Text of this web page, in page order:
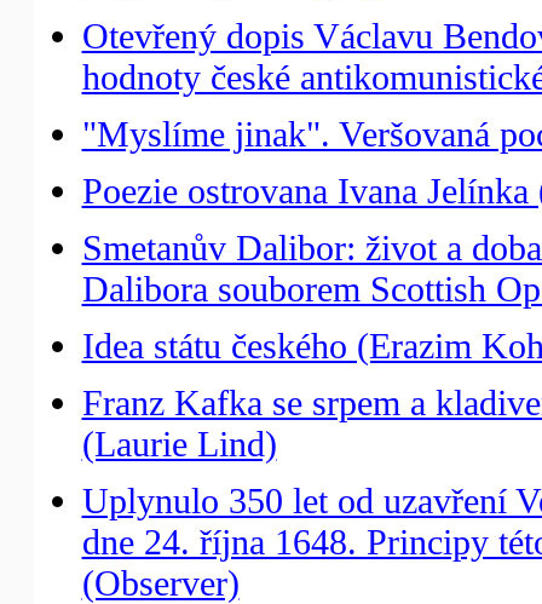
Otevřený dopis Václavu
hodnoty české
"Myslíme jinak". Veršovaná
Poezie ostrovana Ivana
Smetanův Dalibor: život a
Dalibora souborem Scottish
Idea státu českého (Erazim
Franz Kafka se srpem a
(Laurie Lind)
Uplynulo 350 let od uzavření
dne 24. října 1648. Principy
(Observer)